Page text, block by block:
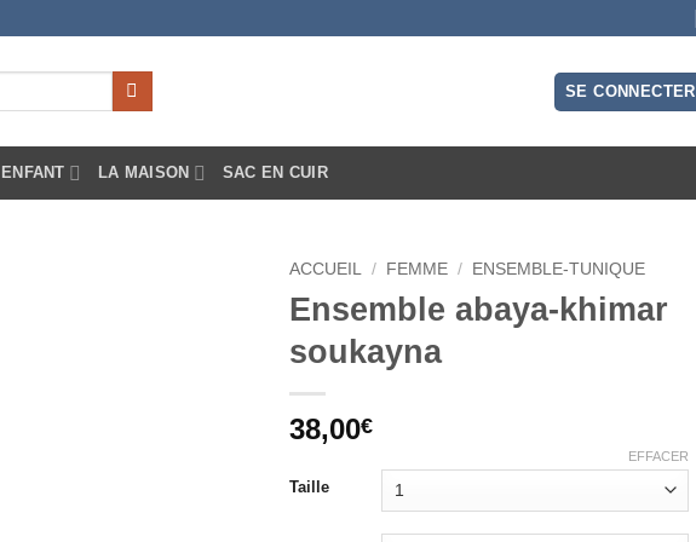
SE CONNECTER
ENFANT LA MAISON SAC EN CUIR
ACCUEIL / FEMME / ENSEMBLE-TUNIQUE
Ensemble abaya-khimar
soukayna
38,00€
Taille
EFFACER